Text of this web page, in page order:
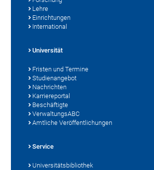
Lehre
Einrichtungen
International
Universität
Fristen und Termine
Studienangebot
Nachrichten
Karriereportal
Beschäftigte
VerwaltungsABC
Amtliche Veröffentlichungen
Service
Universitätsbibliothek